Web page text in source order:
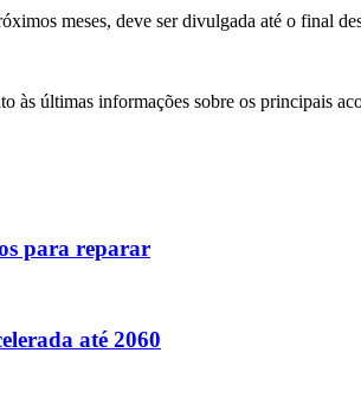
meses, deve ser divulgada até o final
últimas informações sobre os principais
para reparar
até 2060